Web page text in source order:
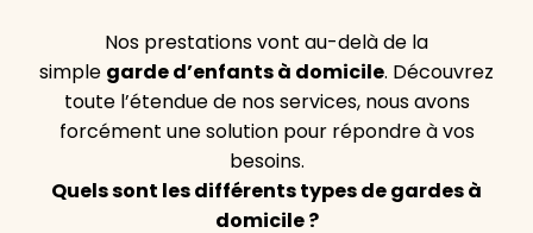
Nos prestations vont au-delà de la
simple garde d’enfants à domicile. Découvrez
toute l’étendue de nos services, nous avons
forcément une solution pour répondre à vos
besoins.
Quels sont les différents types de gardes à
domicile ?